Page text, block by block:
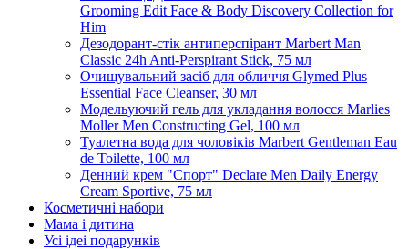
Grooming Edit Face & Body Discovery Collection for
Him
Дезодорант-стік антиперспірант Marbert Man
Classic 24h Anti-Perspirant Stick, 75 мл
Очищувальний засіб для обличчя Glymed Plus
Essential Face Cleanser, 30 мл
Модельуючий гель для укладання волосся Marlies
Moller Men Constructing Gel, 100 мл
Туалетна вода для чоловіків Marbert Gentleman Eau
de Toilette, 100 мл
Денний крем "Спорт" Declare Men Daily Energy
Cream Sportive, 75 мл
Косметичні набори
Мама і дитина
Усi iдеi подарункiв